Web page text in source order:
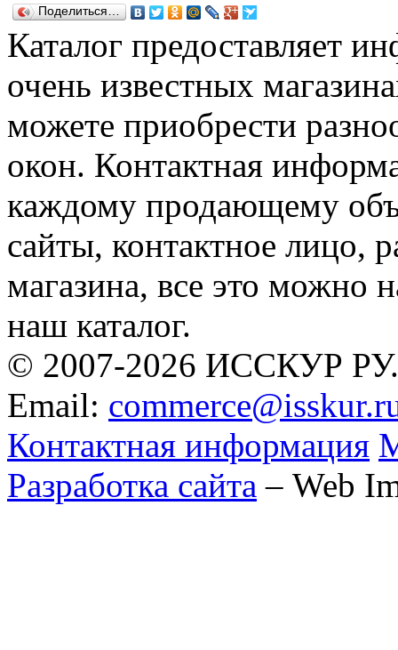
Поделиться…
Каталог предоставляет
очень известных
можете приобрести
окон. Контактная
каждому продающему
сайты, контактное лицо,
магазина, все это можно
наш каталог.
© 2007-2026 ИССКУР РУ.
Email:
Контактная информация
Разработка сайта – Web